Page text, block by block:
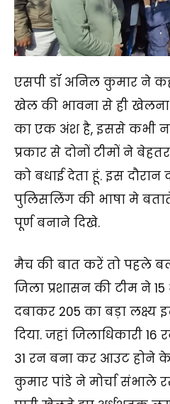
एसपी डॉ अनिल कुमार ने
खेल की भावना से ही खेलना
का एक अंश है, इससे कभी
प्रकार से दोनों टीमों ने
को बधाई देता हूं. इस
पुलिसलिंग की भाषा मे
पूर्ण बनाने दिखे.
मैच की बात करें तो पहले
जिला प्रशासन की टीम ने
दबाकर 205 का बड़ा लक्ष्य
दिया. जहां जिलाधिकारी
31 रन बना कर आउट होने
कुमार पांडे ने मोर्चा संभाले